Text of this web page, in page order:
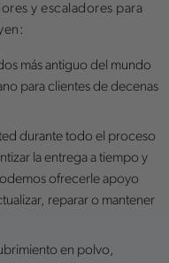
y escaladores para
más antiguo del mundo
para clientes de decenas
durante todo el proceso
la entrega a tiempo y
ofrecerle apoyo
reparar o mantener
en polvo,